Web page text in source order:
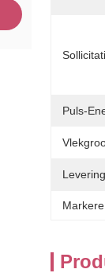
Puls-